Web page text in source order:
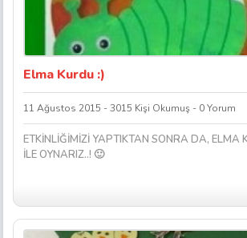
Elma Kurdu :)
11 Ağustos 2015 - 3015 Kişi Okumuş - 0 Yorum
ETKİNLİĞİMİZİ YAPTIKTAN SONRA DA, ELMA
İLE OYNARIZ..! 🙂